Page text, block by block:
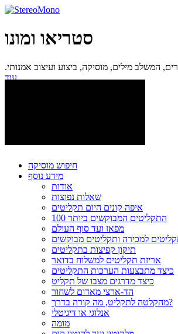
סטריאו ומונו
מילים, מוסיקה, ביצוע ועיצוב אמנותי.
עוד...
חיפוש מוסיקה
מידע נוסף
אודות
שאלות נפוצות
איפה קונים היום תקליטים
100 התקליטים המבוקשים ביותר
מפאז ועד סוף העולם
למכירה ותקליטים מבוקשים
תיקון קפיצות בתקליטים
אריזת תקליטים למשלוח בדואר
כיצד מתבצעות הערכות התקליטים
כיצד מדרגים מצבו של תקליט
הד-ארצי מאדום לשחור
מהקלטה לתקליט, מה קורה בדרך?
אנלוגי או דיגיטלי
מומה